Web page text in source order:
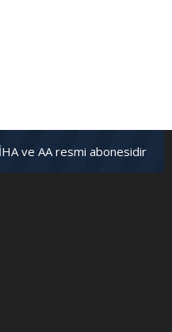
ve AA resmi abonesidir